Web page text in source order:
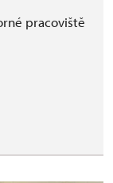
pracoviště